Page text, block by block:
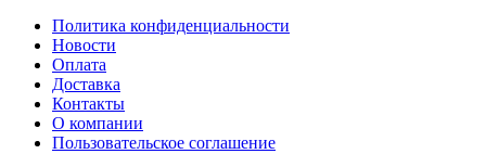
Политика конфиденциальности
Новости
Оплата
Доставка
Контакты
О компании
Пользовательское соглашение